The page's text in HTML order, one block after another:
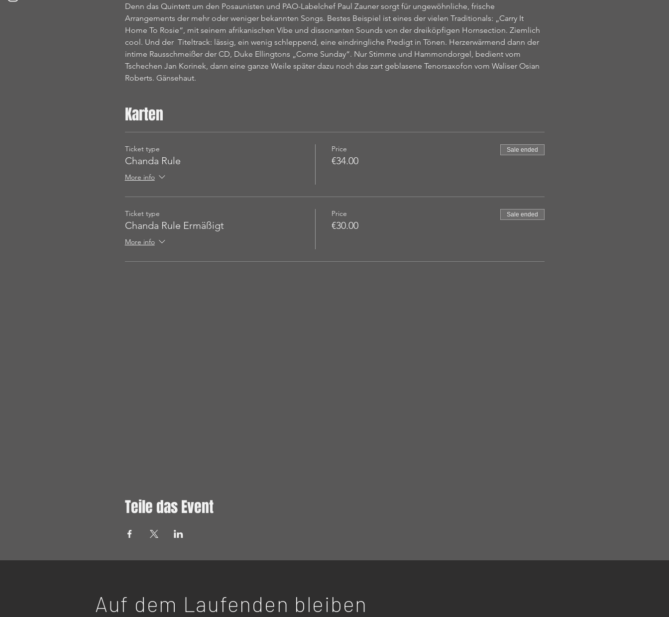
Denn das Quintett um den Posaunisten und PAO-Labelchef Paul Zauner sorgt für ungewöhnliche, frische
Arrangements der mehr oder weniger bekannten Songs. Bestes Beispiel ist eines der vielen Traditionals: „Carry It
Home To Rosie“, mit seinem afrikanischen Vibe und dissonanten Sounds von der dreiköpfigen Hornsection. Ziemlich
cool. Und der  Titeltrack: lässig, ein wenig schleppend, eine eindringliche Predigt in Tönen. Herzerwärmend dann der
intime Rausschmeißer der CD, Duke Ellingtons „Come Sunday“. Nur Stimme und Hammondorgel, bedient vom
Tschechen Jan Korinek, dann eine ganze Weile später dazu noch das zart geblasene Tenorsaxofon vom Waliser Osian
Roberts. Gänsehaut.
Karten
Ticket type
Chanda Rule
More info
Price
€34.00
Sale ended
Ticket type
Chanda Rule Ermäßigt
More info
Price
€30.00
Sale ended
Teile das Event
Auf dem Laufenden bleiben